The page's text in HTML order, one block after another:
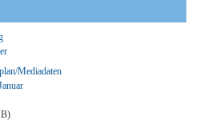
Mediadaten